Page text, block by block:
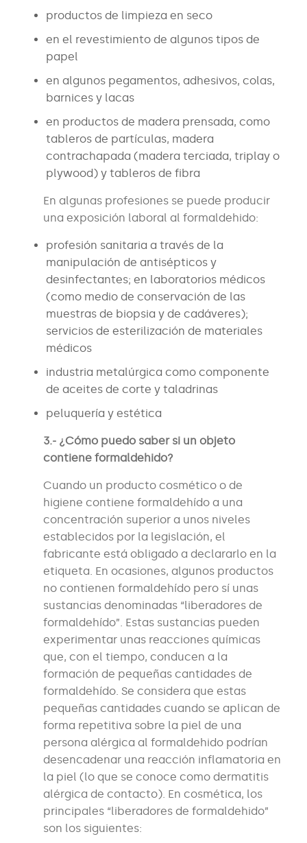
productos de limpieza en seco
en el revestimiento de algunos tipos de
papel
en algunos pegamentos, adhesivos, colas,
barnices y lacas
en productos de madera prensada, como
tableros de partículas, madera
contrachapada (madera terciada, triplay o
plywood) y tableros de fibra
En algunas profesiones se puede producir
una exposición laboral al formaldehido:
profesión sanitaria a través de la
manipulación de antisépticos y
desinfectantes; en laboratorios médicos
(como medio de conservación de las
muestras de biopsia y de cadáveres);
servicios de esterilización de materiales
médicos
industria metalúrgica como componente
de aceites de corte y taladrinas
peluquería y estética
3.- ¿Cómo puedo saber si un objeto
contiene formaldehido?
Cuando un producto cosmético o de
higiene contiene formaldehído a una
concentración superior a unos niveles
establecidos por la legislación, el
fabricante está obligado a declararlo en la
etiqueta. En ocasiones, algunos productos
no contienen formaldehído pero sí unas
sustancias denominadas “liberadores de
formaldehído”. Estas sustancias pueden
experimentar unas reacciones químicas
que, con el tiempo, conducen a la
formación de pequeñas cantidades de
formaldehído. Se considera que estas
pequeñas cantidades cuando se aplican de
forma repetitiva sobre la piel de una
persona alérgica al formaldehido podrían
desencadenar una reacción inflamatoria en
la piel (lo que se conoce como dermatitis
alérgica de contacto). En cosmética, los
principales “liberadores de formaldehido”
son los siguientes: